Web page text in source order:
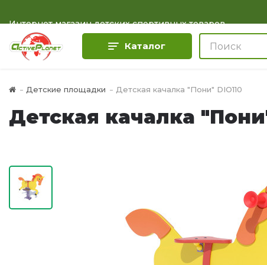
Интернет магазин детских спортивных товаров
Каталог
Детские площадки Детская качалка "Пони" DIO110
Детская качалка